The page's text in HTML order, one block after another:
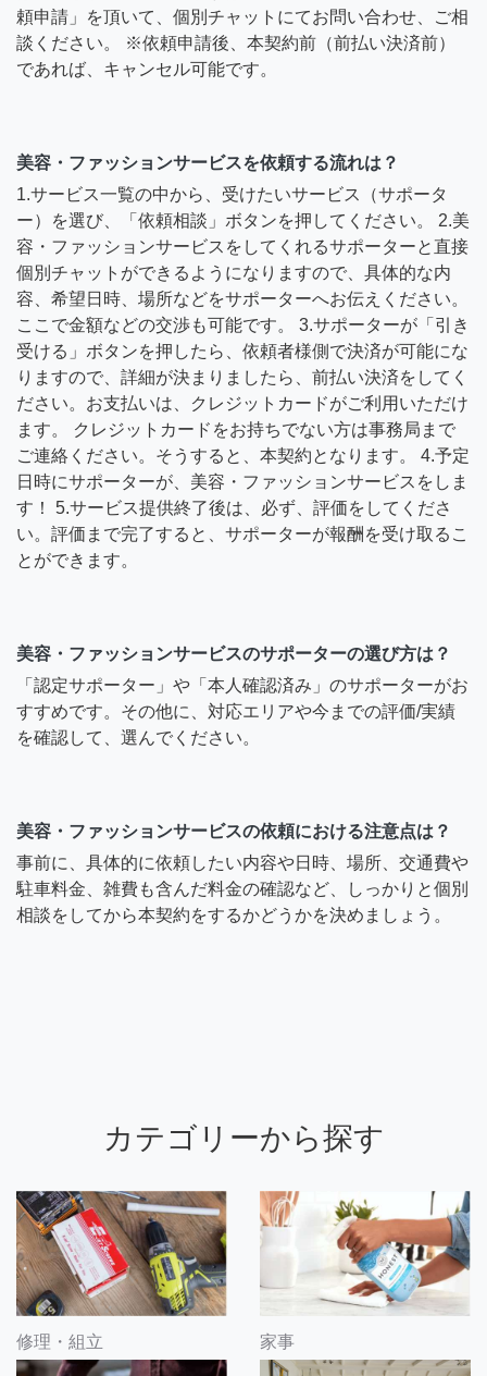
頼申請」を頂いて、個別チャットにてお問い合わせ、ご相
談ください。 ※依頼申請後、本契約前（前払い決済前）
であれば、キャンセル可能です。
美容・ファッションサービスを依頼する流れは？
1.サービス一覧の中から、受けたいサービス（サポータ
ー）を選び、「依頼相談」ボタンを押してください。 2.美
容・ファッションサービスをしてくれるサポーターと直接
個別チャットができるようになりますので、具体的な内
容、希望日時、場所などをサポーターへお伝えください。
ここで金額などの交渉も可能です。 3.サポーターが「引き
受ける」ボタンを押したら、依頼者様側で決済が可能にな
りますので、詳細が決まりましたら、前払い決済をしてく
ださい。お支払いは、クレジットカードがご利用いただけ
ます。 クレジットカードをお持ちでない方は事務局まで
ご連絡ください。そうすると、本契約となります。 4.予定
日時にサポーターが、美容・ファッションサービスをしま
す！ 5.サービス提供終了後は、必ず、評価をしてくださ
い。評価まで完了すると、サポーターが報酬を受け取るこ
とができます。
美容・ファッションサービスのサポーターの選び方は？
「認定サポーター」や「本人確認済み」のサポーターがお
すすめです。その他に、対応エリアや今までの評価/実績
を確認して、選んでください。
美容・ファッションサービスの依頼における注意点は？
事前に、具体的に依頼したい内容や日時、場所、交通費や
駐車料金、雑費も含んだ料金の確認など、しっかりと個別
相談をしてから本契約をするかどうかを決めましょう。
カテゴリーから探す
修理・組立 家事